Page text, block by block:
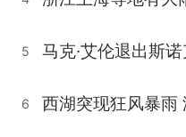
5 马克·艾伦退出斯
6